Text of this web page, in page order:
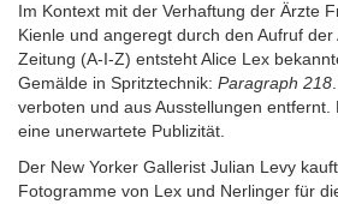
Im Kontext mit der Verhaftung der Ärzte
Kienle und angeregt durch den Aufruf
Zeitung (A-I-Z) entsteht Alice Lex
Gemälde in Spritztechnik: Paragraph 218
verboten und aus Ausstellungen entfernt.
eine unerwartete Publizität.
Der New Yorker Gallerist Julian Levy
Fotogramme von Lex und Nerlinger für